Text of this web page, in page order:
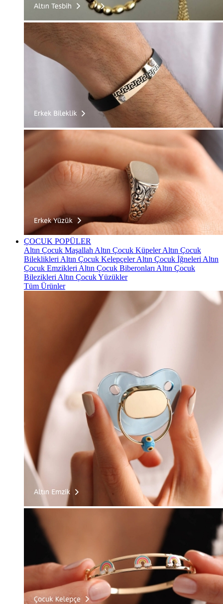
ÇOCUK POPÜLER
Altın Çocuk Maşallah Altın Çocuk KüpelerAltın Çocuk
Bileklikleri Altın Çocuk KelepçelerAltın Çocuk İğneleri Altın
Çocuk Emzikleri Altın Çocuk Biberonları Altın Çocuk
Bilezikleri Altın Çocuk Yüzükler
Tüm Ürünler